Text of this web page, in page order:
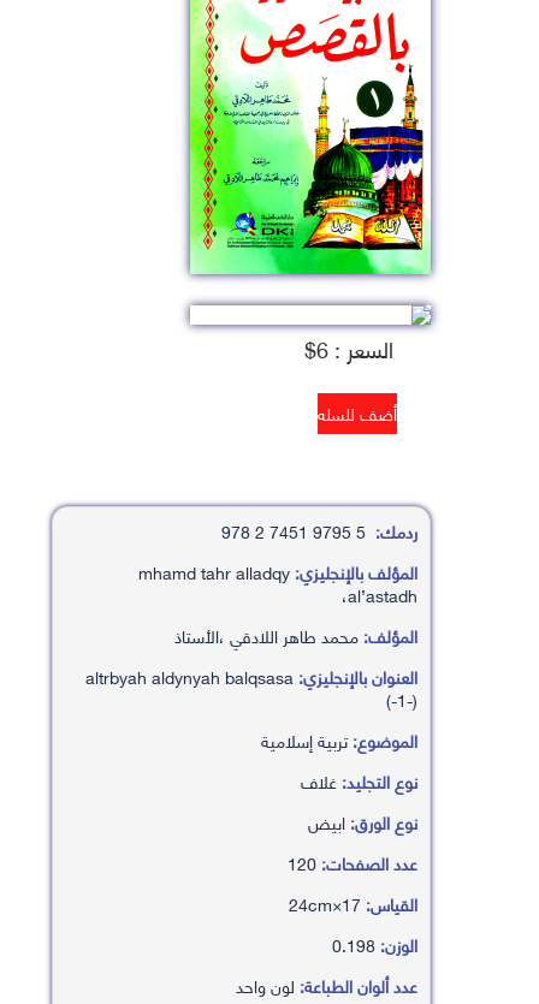
السعر : 6$
ردمك:
المؤلف بالإنجليزي:mhamd tahr alladqy
،al’astadh
المؤلف:محمد طاهر اللادقي ،الأستاذ
العنوان بالإنجليزي:altrbyah aldynyah balqsasa
(-1-)
الموضوع:تربية إسلامية
نوع التجليد:غلاف
نوع الورق:ابيض
عدد الصفحات:
القياس:
الوزن:
عدد ألوان الطباعة: لون واحد